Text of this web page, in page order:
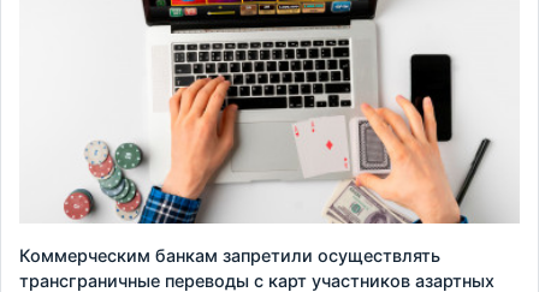
Коммерческим банкам запретили осуществлять
трансграничные переводы с карт участников азартных